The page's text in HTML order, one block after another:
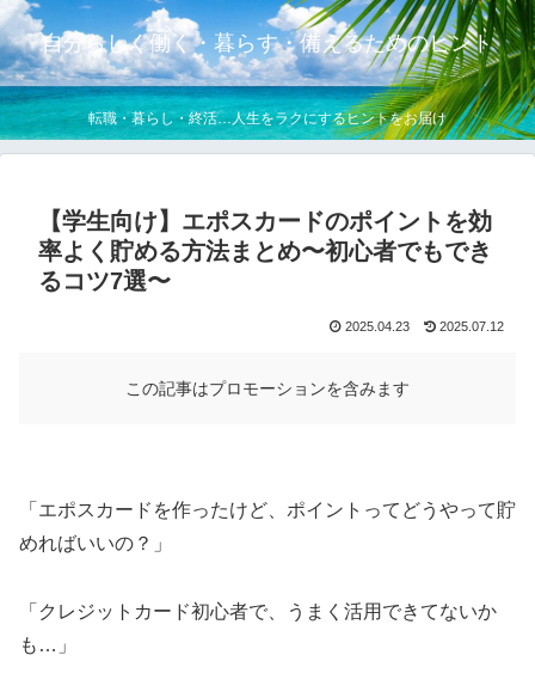
自分らしく働く・暮らす・備えるためのヒント
転職・暮らし・終活…人生をラクにするヒントをお届け
【学生向け】エポスカードのポイントを効
率よく貯める方法まとめ〜初心者でもでき
るコツ7選〜
2025.04.23 2025.07.12
この記事はプロモーションを含みます
「エポスカードを作ったけど、ポイントってどうやって貯
めればいいの？」
「クレジットカード初心者で、うまく活用できてないか
も…」